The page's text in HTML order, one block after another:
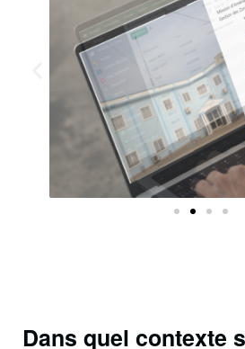
Dans quel contexte